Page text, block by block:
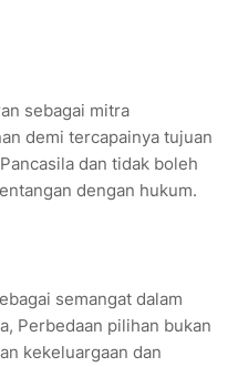
sebagai mitra
demi tercapainya tujuan
dan tidak boleh
dengan hukum.
semangat dalam
Perbedaan pilihan bukan
kekeluargaan dan